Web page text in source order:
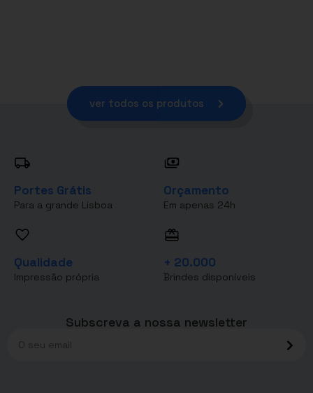
ver todos os produtos
Portes Grátis
Para a grande Lisboa
Orçamento
Em apenas 24h
Qualidade
Impressão própria
+ 20.000
Brindes disponíveis
Subscreva a nossa newsletter